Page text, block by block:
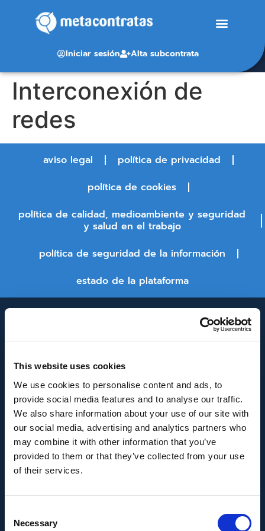
This website uses cookies
We use cookies to personalise content and ads, to
provide social media features and to analyse our traffic.
We also share information about your use of our site with
our social media, advertising and analytics partners who
may combine it with other information that you’ve
provided to them or that they’ve collected from your use
of their services.
Selection
Necessary
Iniciar sesión Alta subcontrata
Interconexión de
redes
aviso legal
política de privacidad
política de cookies
política de calidad, medioambiente y seguridad
y salud en el trabajo
política de seguridad de la información
estado de la plataforma
INNOVACIÓN Y DESARROLLO DE ANDALUCÍA
IDEA
Se ha recibido un incentivo de la Agencia de
Innovación y Desarrollo de Andalucía IDEA, de la
43.802,59€, cofinanciado en un 80% por la Unión